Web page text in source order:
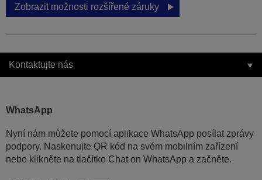
Zobrazit možnosti rozšířené záruky
Kontaktujte nás
WhatsApp
Nyní nám můžete pomocí aplikace WhatsApp posílat zprávy
podpory. Naskenujte QR kód na svém mobilním zařízení
nebo klikněte na tlačítko Chat on WhatsApp a začněte.